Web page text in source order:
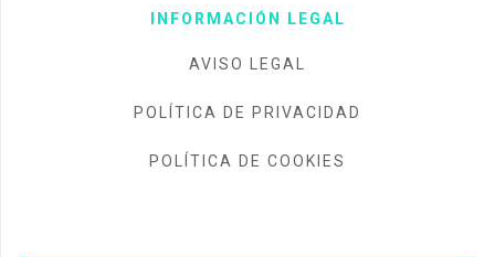
INFORMACIÓN LEGAL
AVISO LEGAL
POLÍTICA DE PRIVACIDAD
POLÍTICA DE COOKIES